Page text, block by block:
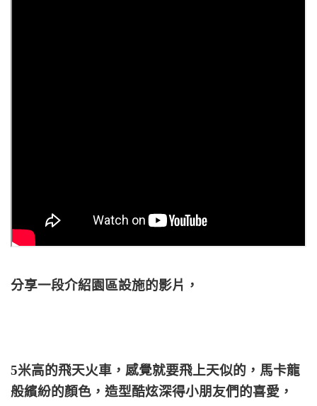
分享一段介紹園區設施的影片，
5米高的飛天火車，感覺就要飛上天似的，馬卡龍
般繽紛的顏色，造型酷炫深得小朋友們的喜愛，